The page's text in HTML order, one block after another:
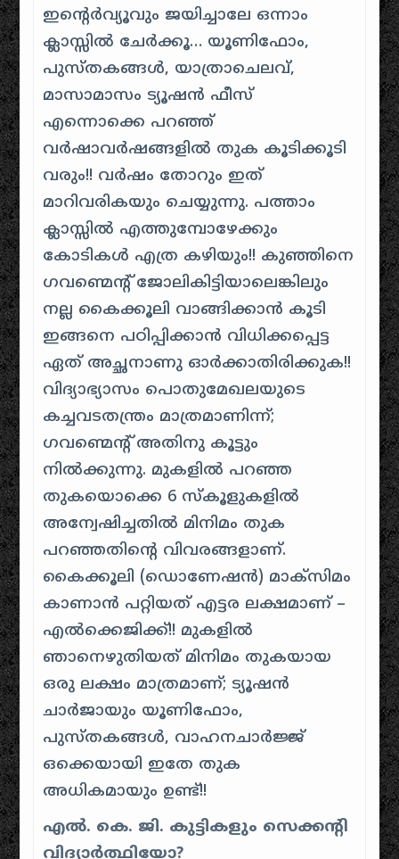
ഇന്റെർവ്യൂവും ജയിച്ചാലേ ഒന്നാം
ക്ലാസ്സിൽ ചേർക്കൂ… യൂണിഫോം,
പുസ്തകങ്ങൾ, യാത്രാചെലവ്,
മാസാമാസം ട്യൂഷൻ ഫീസ്
എന്നൊക്കെ പറഞ്ഞ്
വർഷാവർഷങ്ങളിൽ തുക കൂടിക്കൂടി
വരും!! വർഷം തോറും ഇത്
മാറിവരികയും ചെയ്യുന്നു. പത്താം
ക്ലാസ്സിൽ എത്തുമ്പോഴേക്കും
കോടികൾ എത്ര കഴിയും!! കുഞ്ഞിനെ
ഗവണ്മെന്റ് ജോലികിട്ടിയാലെങ്കിലും
നല്ല കൈക്കൂലി വാങ്ങിക്കാൻ കൂടി
ഇങ്ങനെ പഠിപ്പിക്കാൻ വിധിക്കപ്പെട്ട
ഏത് അച്ഛനാണു ഓർക്കാതിരിക്കുക!!
വിദ്യാഭ്യാസം പൊതുമേഖലയുടെ
കച്ചവടതന്ത്രം മാത്രമാണിന്ന്;
ഗവണ്മെന്റ് അതിനു കൂട്ടും
നിൽക്കുന്നു. മുകളിൽ പറഞ്ഞ
തുകയൊക്കെ 6 സ്കൂളുകളിൽ
അന്വേഷിച്ചതിൽ മിനിമം തുക
പറഞ്ഞതിന്റെ വിവരങ്ങളാണ്.
കൈക്കൂലി (ഡൊണേഷൻ) മാക്സിമം
കാണാൻ പറ്റിയത് എട്ടര ലക്ഷമാണ് –
എൽക്കെജിക്ക്!! മുകളിൽ
ഞാനെഴുതിയത് മിനിമം തുകയായ
ഒരു ലക്ഷം മാത്രമാണ്; ട്യൂഷൻ
ചാർജായും യൂണിഫോം,
പുസ്തകങ്ങൾ, വാഹനചാർജ്ജ്
ഒക്കെയായി ഇതേ തുക
അധികമായും ഉണ്ട്!!
എൽ. കെ. ജി. കുട്ടികളും സെക്കന്റി
വിദ്യാർത്ഥിയോ?